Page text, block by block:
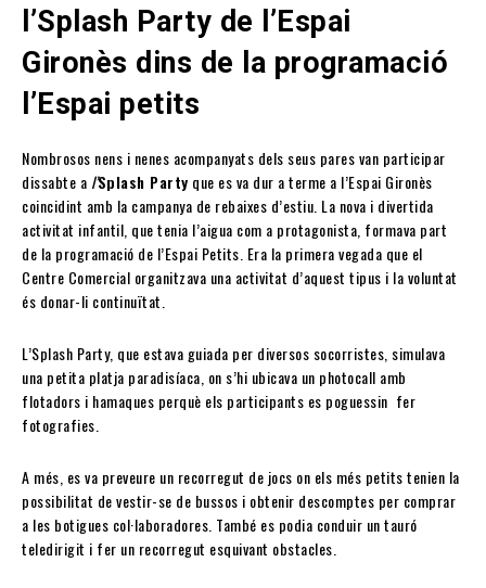
l’Splash Party de l’Espai
Gironès dins de la programació
l’Espai petits
Nombrosos nens i nenes acompanyats dels seus pares van participar
dissabte a l’Splash Party que es va dur a terme a l’Espai Gironès
coincidint amb la campanya de rebaixes d’estiu. La nova i divertida
activitat infantil, que tenia l’aigua com a protagonista, formava part
de la programació de l’Espai Petits. Era la primera vegada que el
Centre Comercial organitzava una activitat d’aquest tipus i la voluntat
és donar-li continuïtat.
L’Splash Party, que estava guiada per diversos socorristes, simulava
una petita platja paradisíaca, on s’hi ubicava un photocall amb
flotadors i hamaques perquè els participants es poguessin fer
fotografies.
A més, es va preveure un recorregut de jocs on els més petits tenien la
possibilitat de vestir-se de bussos i obtenir descomptes per comprar
a les botigues col·laboradores. També es podia conduir un tauró
teledirigit i fer un recorregut esquivant obstacles.